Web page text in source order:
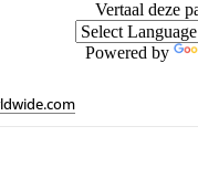
Vertaal deze
Powered by